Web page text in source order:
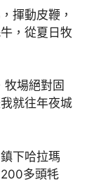
揮動皮鞭，
，從夏日牧
牧場絕對固
就往年夜城
下哈拉瑪
多頭牦